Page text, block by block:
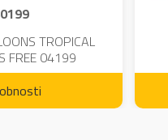
TROPICAL
FREE 04199